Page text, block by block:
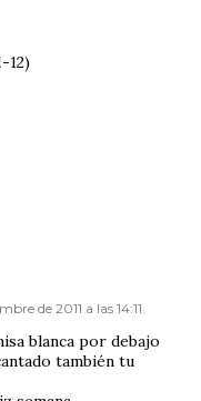
12)
de 2011 a las 14:11
blanca por debajo
también tu